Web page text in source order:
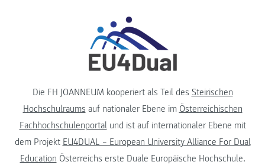
Die FH JOANNEUM kooperiert als Teil des Steirischen
Hochschulraums auf nationaler Ebene im Österreichischen
Fachhochschulenportalund ist auf internationaler Ebene mit
dem Projekt EU4DUAL – European University Alliance For Dual
Education Österreichs erste Duale Europäische Hochschule.